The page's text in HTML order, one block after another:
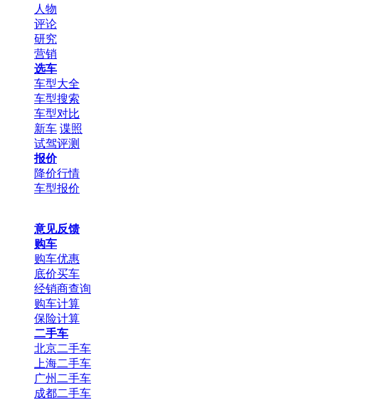
人物
评论
研究
营销
选车
车型大全
车型搜索
车型对比
新车 谍照
试驾评测
报价
降价行情
车型报价
意见反馈
购车
购车优惠
底价买车
经销商查询
购车计算
保险计算
二手车
北京二手车
上海二手车
广州二手车
成都二手车